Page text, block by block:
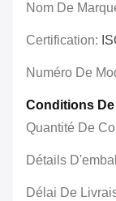
Nom De
Certification:
Numéro De
Conditions
Quantité De
Détails
Délai De